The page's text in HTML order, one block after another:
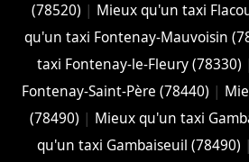
(78520) | Mieux qu'un taxi
qu'un taxi Fontenay-Mauvoisin
taxi Fontenay-le-Fleury (78330)
Fontenay-Saint-Père (78440) |
(78490) | Mieux qu'un taxi
qu'un taxi Gambaiseuil (78490) |